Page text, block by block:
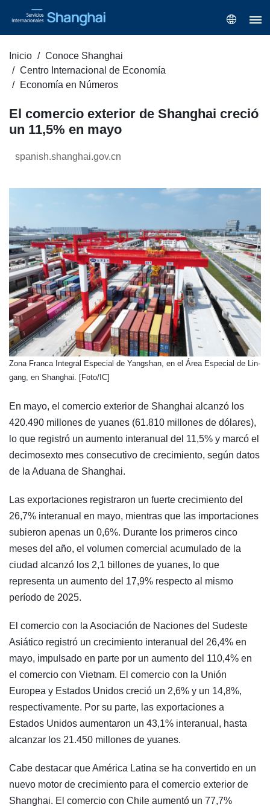
Inicio
Conoce Shanghai
Centro Internacional de Economía
Economía en Números
El comercio exterior de Shanghai creció
un 11,5% en mayo
spanish.shanghai.gov.cn
​Zona Franca Integral Especial de Yangshan, en el Área Especial de Lin-
gang, en Shanghai. [Foto/IC]
En mayo, el comercio exterior de Shanghai alcanzó los
420.490 millones de yuanes (61.810 millones de dólares),
lo que registró un aumento interanual del 11,5% y marcó el
decimosexto mes consecutivo de crecimiento, según datos
de la Aduana de Shanghai.
Las exportaciones registraron un fuerte crecimiento del
26,7% interanual en mayo, mientras que las importaciones
subieron apenas un 0,6%. Durante los primeros cinco
meses del año, el volumen comercial acumulado de la
ciudad alcanzó los 2,1 billones de yuanes, lo que
representa un aumento del 17,9% respecto al mismo
período de 2025.
El comercio con la Asociación de Naciones del Sudeste
Asiático registró un crecimiento interanual del 26,4% en
mayo, impulsado en parte por un aumento del 110,4% en
el comercio con Vietnam. El comercio con la Unión
Europea y Estados Unidos creció un 2,6% y un 14,8%,
respectivamente. Por su parte, las exportaciones a
Estados Unidos aumentaron un 43,1% interanual, hasta
alcanzar los 21.450 millones de yuanes.
Cabe destacar que América Latina se ha convertido en un
nuevo motor de crecimiento para el comercio exterior de
Shanghai. El comercio con Chile aumentó un 77,7%